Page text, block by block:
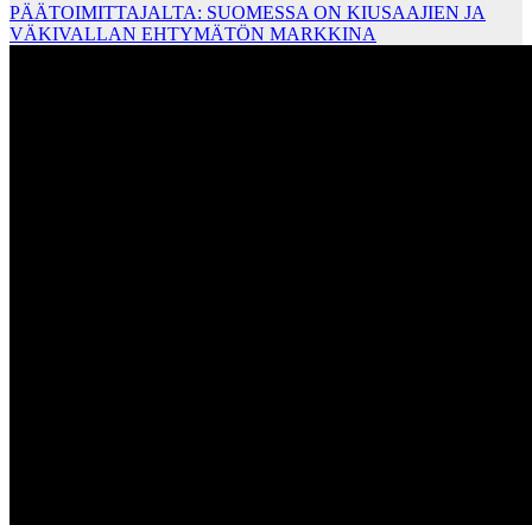
PÄÄTOIMITTAJALTA: SUOMESSA ON KIUSAAJIEN JA
VÄKIVALLAN EHTYMÄTÖN MARKKINA